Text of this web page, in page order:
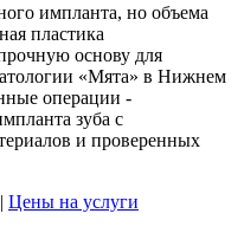
импланта, но объема
пластика
основу для
«Мята» в Нижнем
операции -
зуба с
и проверенных
| Цены на услуги